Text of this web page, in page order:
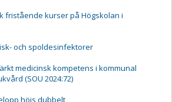
fristående kurser på Högskolan i
och spoldesinfektorer
medicinsk kompetens i kommunal
(SOU 2024:72)
höjs dubbelt